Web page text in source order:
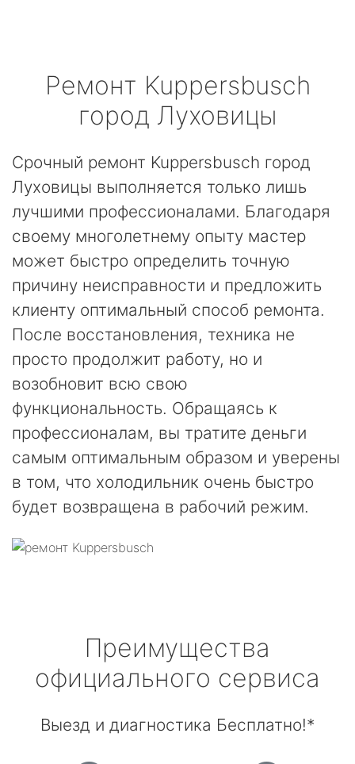
Ремонт Kuppersbusch
город Луховицы
Срочный ремонт Kuppersbusch город
Луховицы выполняется только лишь
лучшими профессионалами. Благодаря
своему многолетнему опыту мастер
может быстро определить точную
причину неисправности и предложить
клиенту оптимальный способ ремонта.
После восстановления, техника не
просто продолжит работу, но и
возобновит всю свою
функциональность. Обращаясь к
профессионалам, вы тратите деньги
самым оптимальным образом и уверены
в том, что холодильник очень быстро
будет возвращена в рабочий режим.
Преимущества
официального сервиса
Выезд и диагностика Бесплатно!*